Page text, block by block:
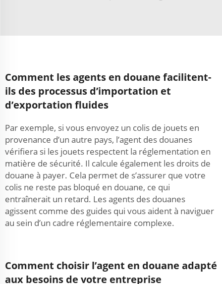
Comment les agents en douane facilitent-
ils des processus d’importation et
d’exportation fluides
Par exemple, si vous envoyez un colis de jouets en
provenance d’un autre pays, l’agent des douanes
vérifiera si les jouets respectent la réglementation en
matière de sécurité. Il calcule également les droits de
douane à payer. Cela permet de s’assurer que votre
colis ne reste pas bloqué en douane, ce qui
entraînerait un retard. Les agents des douanes
agissent comme des guides qui vous aident à naviguer
au sein d’un cadre réglementaire complexe.
Comment choisir l’agent en douane adapté
aux besoins de votre entreprise